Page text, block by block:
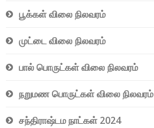
பூக்கள் விலை நிலவரம்
முட்டை விலை நிலவரம்
பால் பொருட்கள் விலை நிலவரம்
நறுமண பொருட்கள் விலை நிலவரம்
சந்திராஷ்டம நாட்கள் 2024